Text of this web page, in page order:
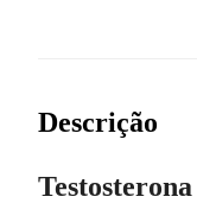
Descrição